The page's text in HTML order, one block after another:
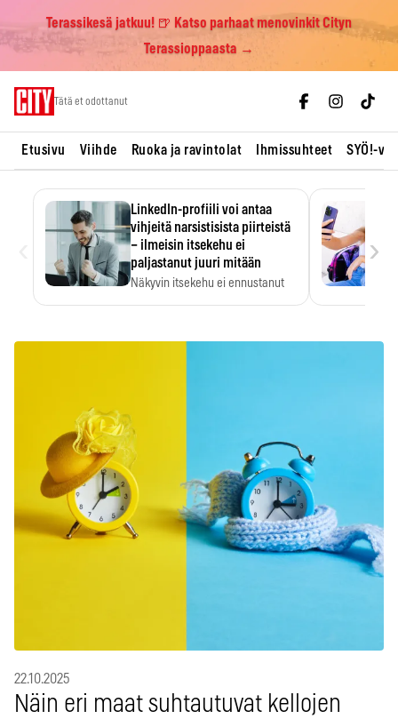
Terassikesä jatkuu! 🍺 Katso parhaat menovinkit Cityn
Terassioppaasta →
Tätä et odottanut
Etusivu Viihde Ruoka ja ravintolat Ihmissuhteet SYÖ!-
LinkedIn-profiili voi antaa
vihjeitä narsistisista piirteistä
– ilmeisin itsekehu ei
paljastanut juuri mitään
Näkyvin itsekehu ei ennustanut
›
22.10.2025
Näin eri maat suhtautuvat kellojen